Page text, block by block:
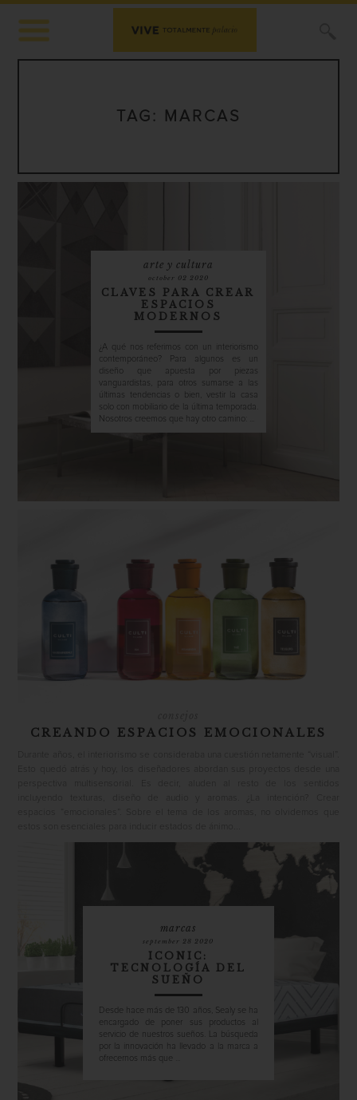
TAG: MARCAS
arte y cultura
october 02 2020
CLAVES PARA CREAR
ESPACIOS
MODERNOS
¿A qué nos referimos con un interiorismo
contemporáneo? Para algunos es un
diseño que apuesta por piezas
vanguardistas, para otros sumarse a las
últimas tendencias o bien, vestir la casa
solo con mobiliario de la última temporada.
Nosotros creemos que hay otro camino: ...
CREANDO ESPACIOS EMOCIONALES
marcas
september 28 2020
ICONIC:
TECNOLOGÍA DEL
SUEÑO
Desde hace más de 130 años, Sealy se ha
encargado de poner sus productos al
servicio de nuestros sueños. La búsqueda
por la innovación ha llevado a la marca a
ofrecernos más que ...